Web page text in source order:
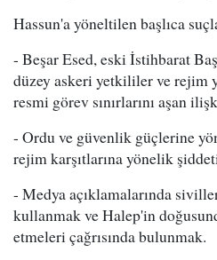
Hassun'a yöneltilen başlıca
- Beşar Esed, eski İstihbarat
düzey askeri yetkililer ve rejim
resmi görev sınırlarını aşan
- Ordu ve güvenlik güçlerine
rejim karşıtlarına yönelik
- Medya açıklamalarında
kullanmak ve Halep'in
etmeleri çağrısında bulunmak.